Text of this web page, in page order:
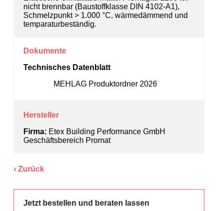
nicht brennbar (Baustoffklasse DIN 4102-A1),
Schmelzpunkt > 1.000 °C, wärmedämmend und
temparaturbeständig.
Dokumente
Technisches Datenblatt
MEHLAG Produktordner 2026
Hersteller
Firma: Etex Building Performance GmbH
Geschäftsbereich Promat
Zurück
Jetzt bestellen und beraten lassen